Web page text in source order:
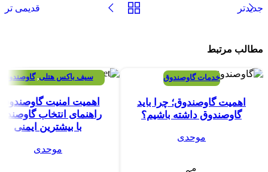
جدیدتر قدیمی تر
مطالب مرتبط
اکتبر
خدمات گاوصندوق
اهمیت گاوصندوق؛ چرا باید
گاوصندوق داشته باشیم؟
موحدی
05
اکتبر
سیف باکس هتلی,گاوصندوق
اهمیت امنیت
راهنمای انتخاب
با بیشترین ایمنی
موحدی